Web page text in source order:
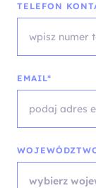
TELEFON
EMAIL*
wybierz